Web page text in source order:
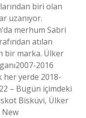
biri olan
uzanıyor.
merhum Sabri
atılan
bir marka. Ülker
2016
yerde 2018-
– Bugün içimdeki
Bisküvi, Ülker
New